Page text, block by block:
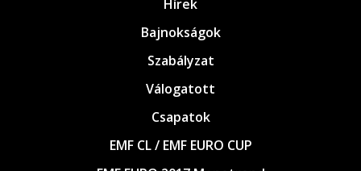
Hírek
Bajnokságok
Szabályzat
Válogatott
Csapatok
EMF CL / EMF EURO CUP